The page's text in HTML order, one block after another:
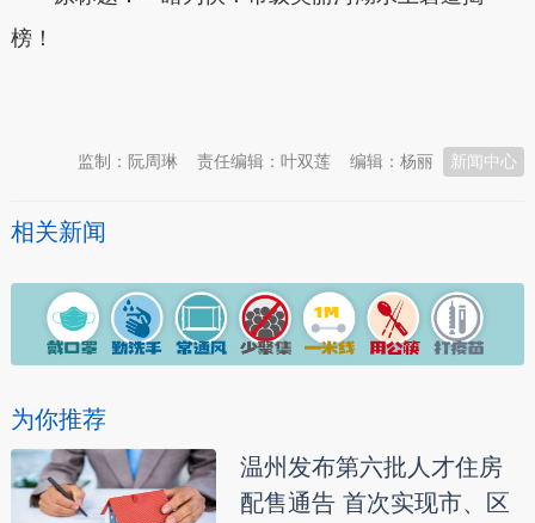
榜！
新闻中心
编辑：杨丽
责任编辑：叶双莲
监制：阮周琳
相关新闻
为你推荐
温州发布第六批人才住房
配售通告 首次实现市、区